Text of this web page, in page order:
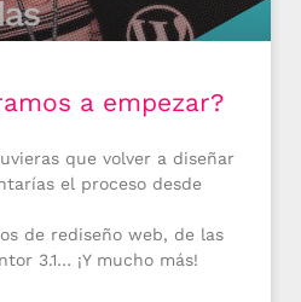
a empezar?
que volver a diseñar
el proceso desde
de rediseño web, de las
3.1… ¡Y mucho más!